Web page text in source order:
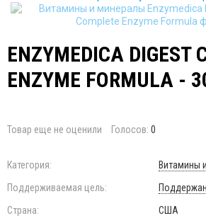
ENZYMEDICA DIGEST
ENZYME FORMULA -
Товар еще не оценили Голосов: 0
Категория:
Витамины
Поддерживаемая цель:
Страна:
США